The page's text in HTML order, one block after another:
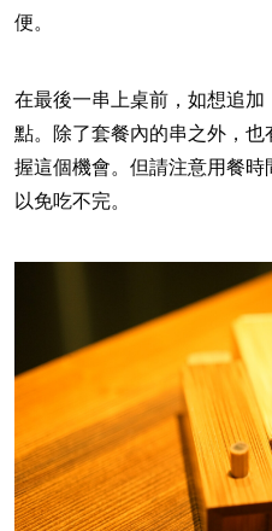
便。
在最後一串上桌前，如想追加
點。除了套餐內的串之外，
握這個機會。但請注意用餐時
以免吃不完。